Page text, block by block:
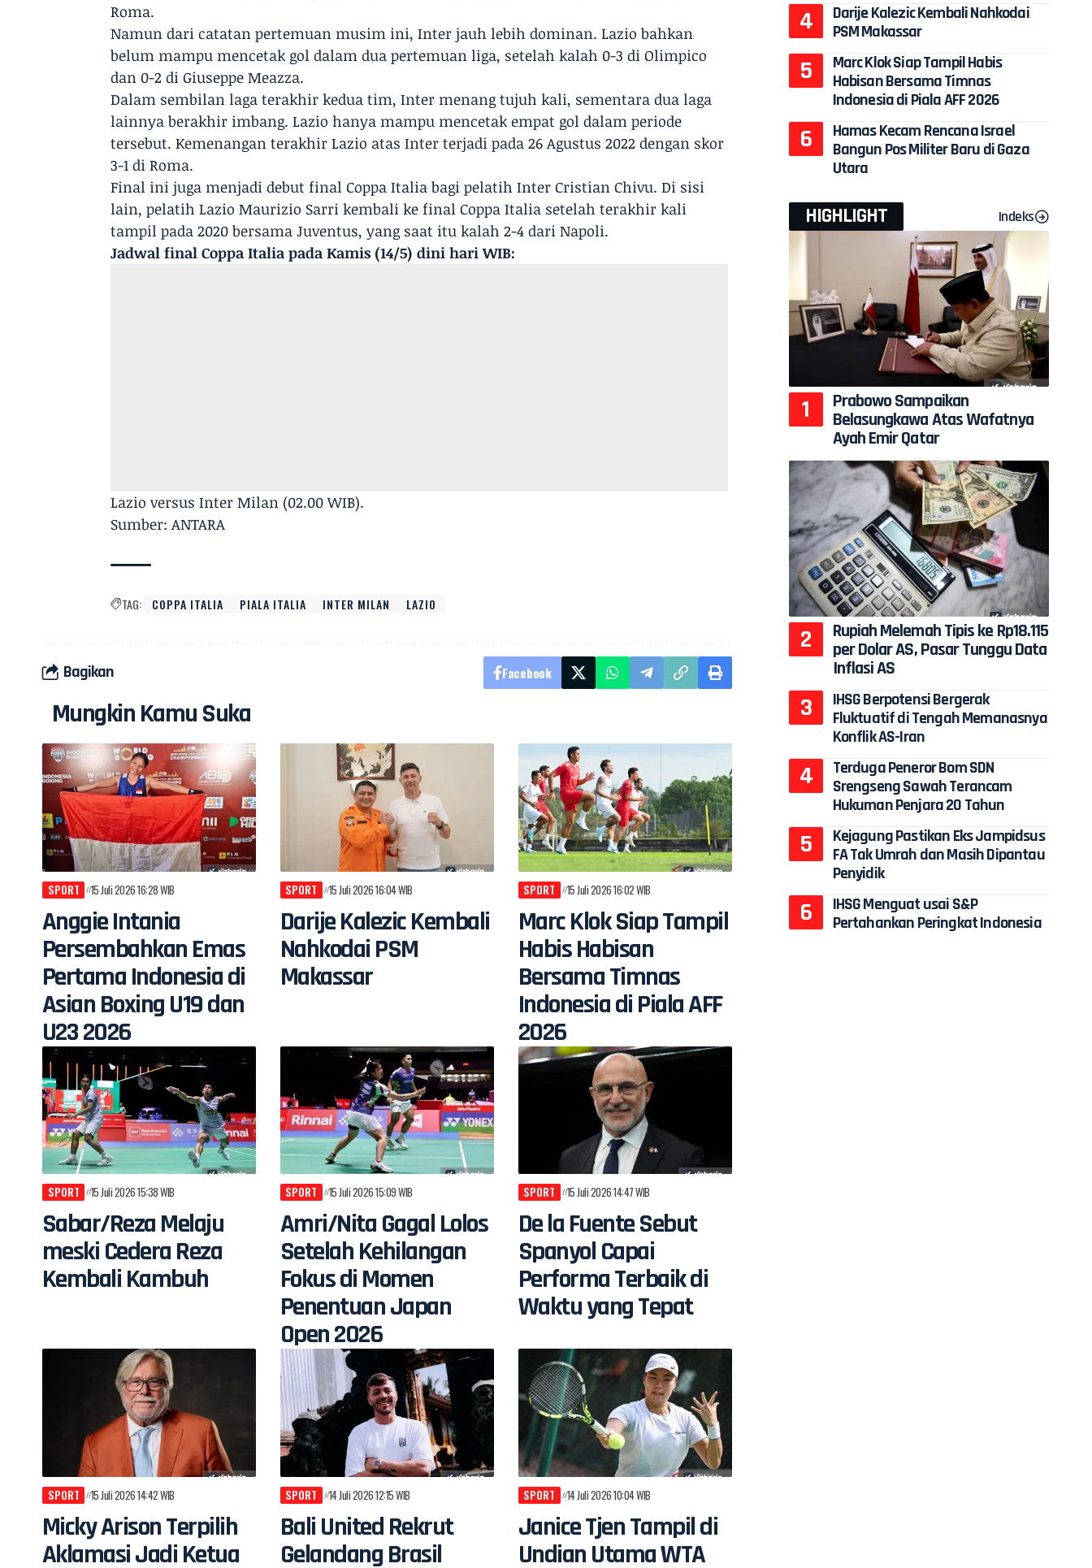
Roma.
Namun dari catatan pertemuan musim ini, Inter jauh lebih dominan. Lazio bahkan
belum mampu mencetak gol dalam dua pertemuan liga, setelah kalah 0-3 di Olimpico
dan 0-2 di Giuseppe Meazza.
Dalam sembilan laga terakhir kedua tim, Inter menang tujuh kali, sementara dua laga
lainnya berakhir imbang. Lazio hanya mampu mencetak empat gol dalam periode
tersebut. Kemenangan terakhir Lazio atas Inter terjadi pada 26 Agustus 2022 dengan skor
3-1 di Roma.
Final ini juga menjadi debut final Coppa Italia bagi pelatih Inter Cristian Chivu. Di sisi
lain, pelatih Lazio Maurizio Sarri kembali ke final Coppa Italia setelah terakhir kali
tampil pada 2020 bersama Juventus, yang saat itu kalah 2-4 dari Napoli.
Jadwal final Coppa Italia pada Kamis (14/5) dini hari WIB:
Lazio versus Inter Milan (02.00 WIB).
Sumber: ANTARA
TAG: COPPA ITALIA PIALA ITALIA INTER MILAN LAZIO
Bagikan Facebook
Mungkin Kamu Suka
SPORT 15 Juli 2026 16:28 WIB
Anggie Intania
Persembahkan Emas
Pertama Indonesia di
Asian Boxing U19 dan
U23 2026
SPORT 15 Juli 2026 16:04 WIB
Darije Kalezic Kembali
Nahkodai PSM
Makassar
SPORT 15 Juli 2026 16:02 WIB
Marc Klok Siap Tampil
Habis Habisan
Bersama Timnas
Indonesia di Piala AFF
2026
SPORT 15 Juli 2026 15:38 WIB
Sabar/Reza Melaju
meski Cedera Reza
Kembali Kambuh
SPORT 15 Juli 2026 15:09 WIB
Amri/Nita Gagal Lolos
Setelah Kehilangan
Fokus di Momen
Penentuan Japan
Open 2026
SPORT 15 Juli 2026 14:47 WIB
De la Fuente Sebut
Spanyol Capai
Performa Terbaik di
Waktu yang Tepat
SPORT 15 Juli 2026 14:42 WIB
Micky Arison Terpilih
Aklamasi Jadi Ketua
SPORT 14 Juli 2026 12:15 WIB
Bali United Rekrut
Gelandang Brasil
SPORT 14 Juli 2026 10:04 WIB
Janice Tjen Tampil di
Undian Utama WTA
Darije Kalezic Kembali Nahkodai
PSM Makassar
Marc Klok Siap Tampil Habis
Habisan Bersama Timnas
Indonesia di Piala AFF 2026
Hamas Kecam Rencana Israel
Bangun Pos Militer Baru di Gaza
Utara
HIGHLIGHT Indeks
Prabowo Sampaikan
Belasungkawa Atas Wafatnya
Ayah Emir Qatar
Rupiah Melemah Tipis ke Rp18.115
per Dolar AS, Pasar Tunggu Data
Inflasi AS
IHSG Berpotensi Bergerak
Fluktuatif di Tengah Memanasnya
Konflik AS-Iran
Terduga Peneror Bom SDN
Srengseng Sawah Terancam
Hukuman Penjara 20 Tahun
Kejagung Pastikan Eks Jampidsus
FA Tak Umrah dan Masih Dipantau
Penyidik
IHSG Menguat usai S&P
Pertahankan Peringkat Indonesia